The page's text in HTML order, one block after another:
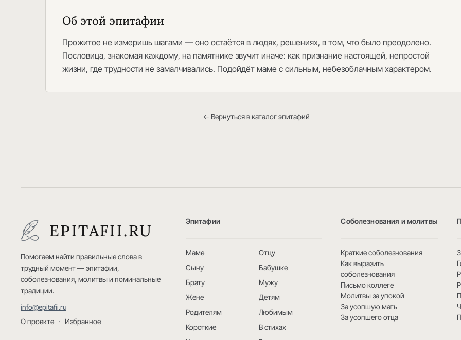
Об этой эпитафии
Прожитое не измеришь шагами — оно остаётся в людях, решениях, в том, что было преодолено.
Пословица, знакомая каждому, на памятнике звучит иначе: как признание настоящей, непростой
жизни, где трудности не замалчивались. Подойдёт маме с сильным, небезоблачным характером.
← Вернуться в каталог эпитафий
EPITAFII.RU
Помогаем найти правильные слова в
трудный момент — эпитафии,
соболезнования, молитвы и поминальные
традиции.
info@epitafii.ru
О проекте · Избранное
Эпитафии
Маме
Отцу
Сыну
Бабушке
Брату
Мужу
Жене
Детям
Родителям
Любимым
Короткие
В стихах
Соболезнования и молитвы
Краткие соболезнования
Как выразить
соболезнования
Письмо коллеге
Молитвы за упокой
За усопшую мать
За усопшего отца